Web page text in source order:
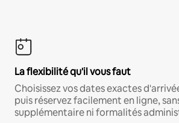
La flexibilité qu'il vous faut
Choisissez vos dates exactes
puis réservez facilement en ligne,
supplémentaire ni formalités